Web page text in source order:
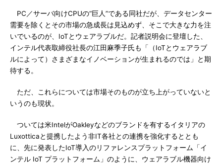
PC／サーバ向けCPUの“巨人”である同社だが、データセンター
需要を除くとその市場の急成長は見込めず、そこで大きな力を注
いでいるのが、IoTとウェアラブルだ。記者説明会に登壇した、
インテル代表取締役社長の江田麻季子氏も「（IoTとウェアラブ
ルによって）さまざまなイノベーションが生まれるのでは」と期
待する。
ただ、これらについては市場そのものが立ち上がっていないと
いうのも現状。
ついては米IntelがOakleyなどのブランドを有するイタリアの
Luxotticaと提携したよう非IT各社との連携を強化するととも
に、先に発表したIoT導入のリファレンスプラットフォーム「イ
ンテル IoT プラットフォーム」のように、ウェアラブル機器向け